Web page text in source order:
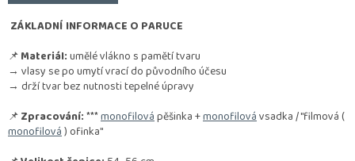
ZÁKLADNÍ INFORMACE O PARUCE
📌Materiál:umělé vlákno s pamětí tvaru
→ vlasy se po umytí vrací do původního účesu
→ drží tvar bez nutnosti tepelné úpravy
📌Zpracování:***monofilovápěšinka +monofilovávsadka / "filmová (
monofilová) ofinka"